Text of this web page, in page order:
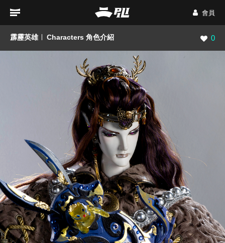
會員
霹靂英雄 Characters 角色介紹 瀏覽
0